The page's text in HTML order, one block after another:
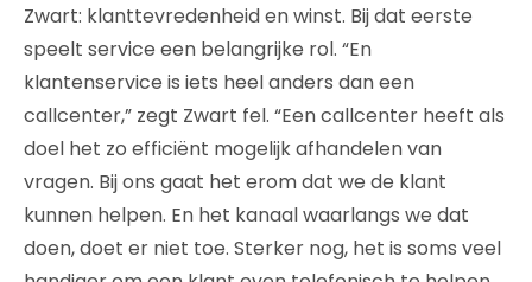
Zwart: klanttevredenheid en winst. Bij dat eerste
speelt service een belangrijke rol. “En
klantenservice is iets heel anders dan een
callcenter,” zegt Zwart fel. “Een callcenter heeft als
doel het zo efficiënt mogelijk afhandelen van
vragen. Bij ons gaat het erom dat we de klant
kunnen helpen. En het kanaal waarlangs we dat
doen, doet er niet toe. Sterker nog, het is soms veel